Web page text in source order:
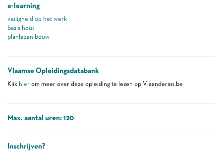
e-learning
veiligheid op het werk
basis hout
planlezen bouw
Vlaamse Opleidingsdatabank
Klik hier om meer over deze opleiding te lezen op Vlaanderen.be
Max. aantal uren: 120
Inschrijven?